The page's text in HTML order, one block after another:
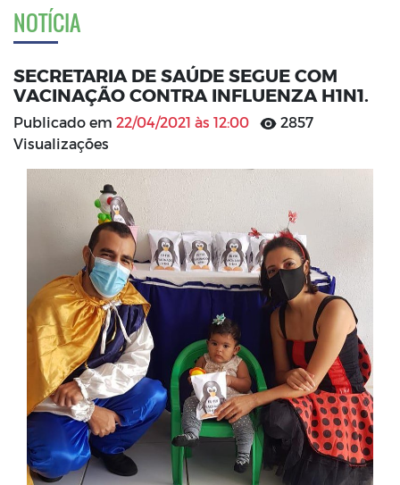
NOTÍCIA
SECRETARIA DE SAÚDE SEGUE COM
VACINAÇÃO CONTRA INFLUENZA H1N1.
Publicado em 22/04/2021 às 12:00
2857
Visualizações